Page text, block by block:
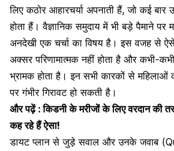
लिए कठोर आहारचर्या अपनाती हैं, जो कई बार
होता हैं। वैज्ञानिक समुदाय में भी बड़े पैमाने
अनदेखी एक चर्चा का विषय है। इस वजह से ऐसे
अक्सर परिणामात्मक नहीं होता है और कभी-
भ्रामक होता है। इन सभी कारकों से महिलाओं
पर गंभीर गिरावट हो सकती है।
और पढ़ें :किडनी के मरीजों के लिए वरदान की
कह रहे हैं ऐसा!
डायट प्लान से जुड़े सवाल और उनके जवाब (